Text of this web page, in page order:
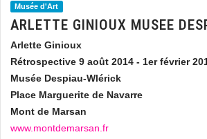
Musée d'Art
ARLETTE GINIOUX MUSEE
Arlette Ginioux
Rétrospective 9 août 2014 - 1er février
Musée Despiau-Wlérick
Place Marguerite de Navarre
Mont de Marsan
www.montdemarsan.fr